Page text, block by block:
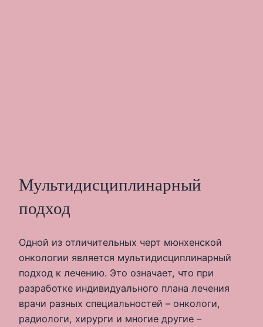
Мультидисциплинарный
подход
Одной из отличительных черт мюнхенской
онкологии является мультидисциплинарный
подход к лечению. Это означает, что при
разработке индивидуального плана лечения
врачи разных специальностей – онкологи,
радиологи, хирурги и многие другие –